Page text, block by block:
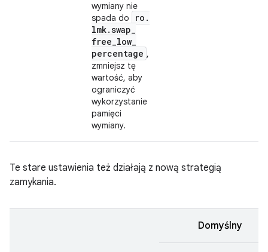
wymiany nie
spada do
ro .
lmk.swap_
free_low_
percentage ,
zmniejsz tę
wartość, aby
ograniczyć
wykorzystanie
pamięci
wymiany.
Te stare ustawienia też działają z nową strategią
zamykania.
Domyślny